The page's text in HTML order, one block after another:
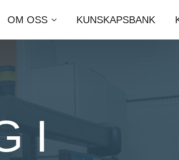
OM OSS KUNSKAPSBANK
I